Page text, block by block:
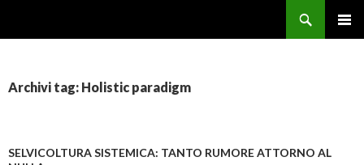
Archivi tag: Holistic paradigm
SELVICOLTURA SISTEMICA: TANTO RUMORE ATTORNO AL